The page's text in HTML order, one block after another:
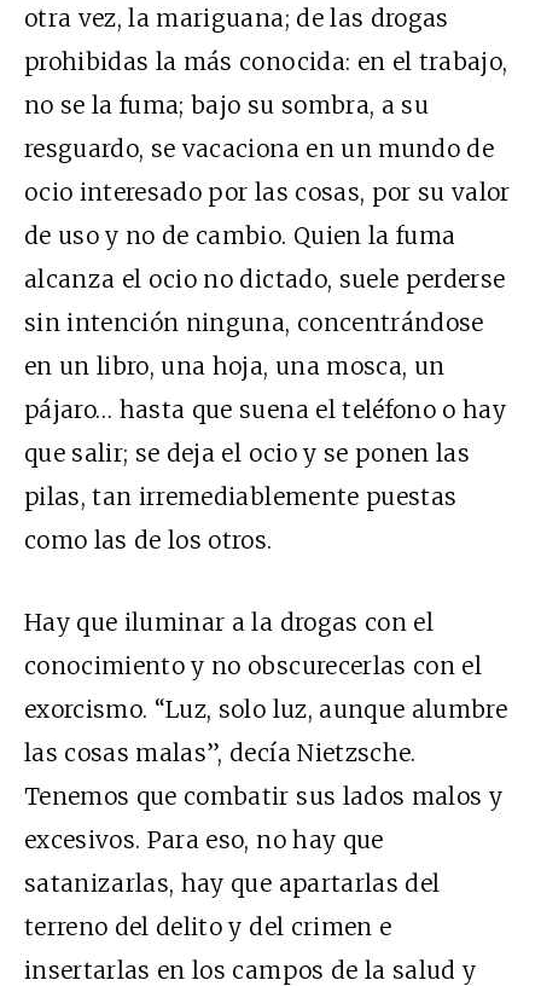
otra vez, la mariguana; de las drogas
prohibidas la más conocida: en el trabajo,
no se la fuma; bajo su sombra, a su
resguardo, se vacaciona en un mundo de
ocio interesado por las cosas, por su valor
de uso y no de cambio. Quien la fuma
alcanza el ocio no dictado, suele perderse
sin intención ninguna, concentrándose
en un libro, una hoja, una mosca, un
pájaro… hasta que suena el teléfono o hay
que salir; se deja el ocio y se ponen las
pilas, tan irremediablemente puestas
como las de los otros.
Hay que iluminar a la drogas con el
conocimiento y no obscurecerlas con el
exorcismo. “Luz, solo luz, aunque alumbre
las cosas malas”, decía Nietzsche.
Tenemos que combatir sus lados malos y
excesivos. Para eso, no hay que
satanizarlas, hay que apartarlas del
terreno del delito y del crimen e
insertarlas en los campos de la salud y